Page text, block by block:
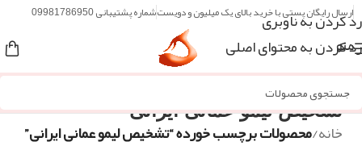
رد کردن به ناوبری
رد کردن به محتوای اصلی
ارسال رایگان پستی با خرید بالای یک میلیون و دویستشماره پشتیبانی 09981786950
منو
تشخیص لیمو عمانی ایرانی
خانه/محصولات برچسب خورده “تشخیص لیمو عمانی ایرانی”